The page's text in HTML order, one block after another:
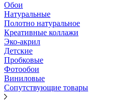
Обои
Натуральные
Полотно натуральное
Креативные коллажи
Эко-акрил
Детские
Пробковые
Фотообои
Виниловые
Сопутствующие товары